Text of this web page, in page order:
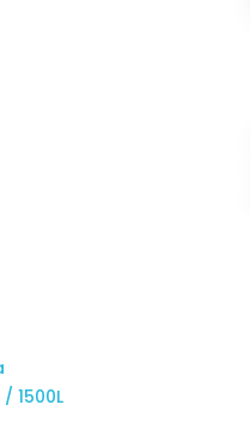
1500L